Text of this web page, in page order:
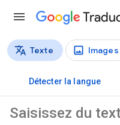
Types de traductions
Texte Images
Détecter la langue